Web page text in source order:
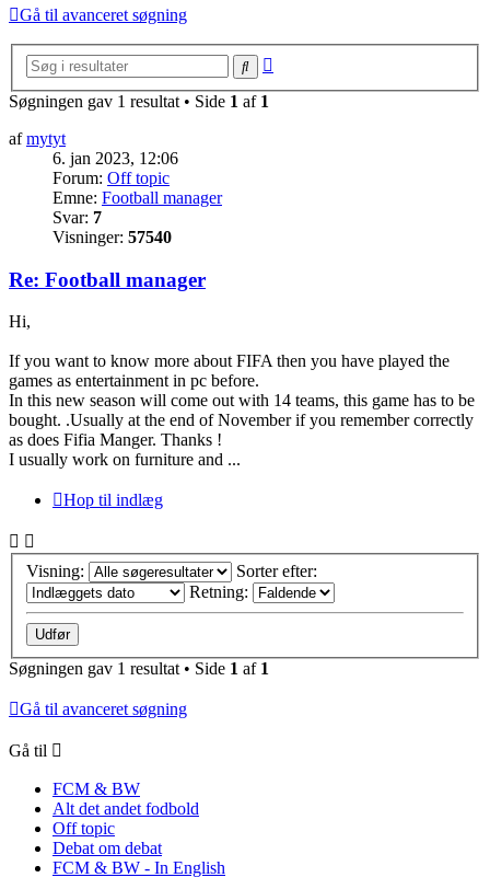
Gå til avanceret søgning
Søg
Søgningen gav 1 resultat • Side 1 af 1
afmytyt
6. jan 2023, 12:06
Forum: Off topic
Emne: Football manager
Svar: 7
Visninger: 57540
Re: Football manager
Hi,
If you want to know more about FIFA then you have played the
games as entertainment in pc before.
In this new season will come out with 14 teams, this game has to be
bought. .Usually at the end of November if you remember correctly
as does Fifia Manger. Thanks !
I usually work on furniture and ...
Hop til indlæg
Visning:
Sorter efter:
Retning:
Søgningen gav 1 resultat • Side 1 af 1
Gå til avanceret søgning
Gå til
FCM & BW
Alt det andet fodbold
Off topic
Debat om debat
FCM & BW - In English